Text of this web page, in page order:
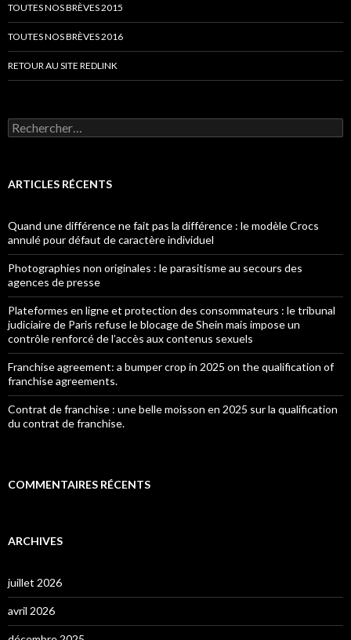
TOUTES NOS BRÈVES 2015
TOUTES NOS BRÈVES 2016
RETOUR AU SITE REDLINK
Rechercher :
ARTICLES RÉCENTS
Quand une différence ne fait pas la différence : le modèle Crocs
annulé pour défaut de caractère individuel
Photographies non originales : le parasitisme au secours des
agences de presse
Plateformes en ligne et protection des consommateurs : le tribunal
judiciaire de Paris refuse le blocage de Shein mais impose un
contrôle renforcé de l’accès aux contenus sexuels
Franchise agreement: a bumper crop in 2025 on the qualification of
franchise agreements.
Contrat de franchise : une belle moisson en 2025 sur la qualification
du contrat de franchise.
COMMENTAIRES RÉCENTS
ARCHIVES
juillet 2026
avril 2026